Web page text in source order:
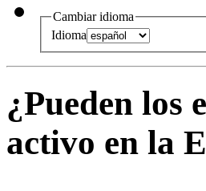
Cambiar idioma
Idioma
¿Pueden los
activo en la